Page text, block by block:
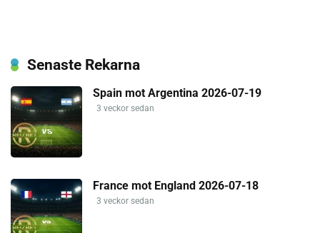
Senaste Rekarna
Spain mot Argentina 2026-07-19
3 veckor sedan
France mot England 2026-07-18
3 veckor sedan